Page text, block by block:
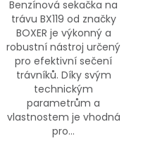
Benzínová sekačka na
trávu BX119 od značky
BOXER je výkonný a
robustní nástroj určený
pro efektivní sečení
trávníků. Díky svým
technickým
parametrům a
vlastnostem je vhodná
pro...